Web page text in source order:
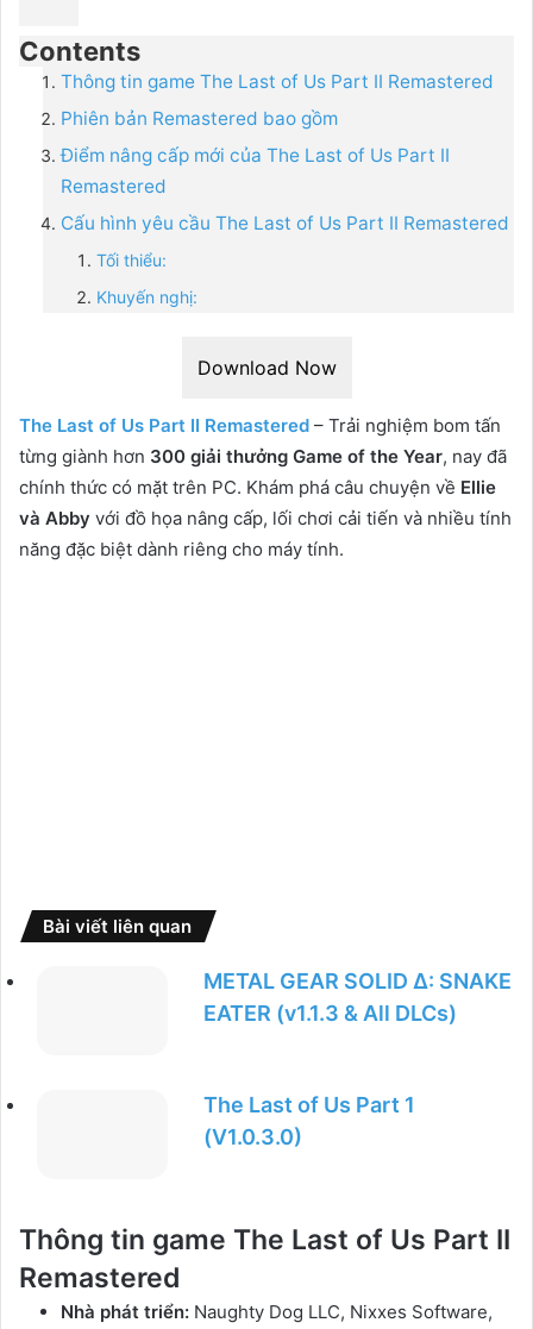
Contents
Thông tin game The Last of Us Part II Remastered
Phiên bản Remastered bao gồm
Điểm nâng cấp mới của The Last of Us Part II
Remastered
Cấu hình yêu cầu The Last of Us Part II Remastered
Tối thiểu:
Khuyến nghị:
Download Now
The Last of Us Part II Remastered – Trải nghiệm bom tấn
từng giành hơn 300 giải thưởng Game of the Year, nay đã
chính thức có mặt trên PC. Khám phá câu chuyện về Ellie
và Abby với đồ họa nâng cấp, lối chơi cải tiến và nhiều tính
năng đặc biệt dành riêng cho máy tính.
Bài viết liên quan
METAL GEAR SOLID Δ: SNAKE
EATER (v1.1.3 & All DLCs)
The Last of Us Part 1
(V1.0.3.0)
Thông tin game The Last of Us Part II
Remastered
Nhà phát triển: Naughty Dog LLC, Nixxes Software,